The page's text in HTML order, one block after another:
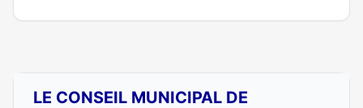
LE CONSEIL MUNICIPAL DE